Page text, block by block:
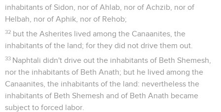
inhabitants of Sidon, nor of Ahlab, nor of Achzib, nor of
Helbah, nor of Aphik, nor of Rehob;
32 but the Asherites lived among the Canaanites, the
inhabitants of the land; for they did not drive them out.
33 Naphtali didn't drive out the inhabitants of Beth Shemesh,
nor the inhabitants of Beth Anath; but he lived among the
Canaanites, the inhabitants of the land: nevertheless the
inhabitants of Beth Shemesh and of Beth Anath became
subject to forced labor.